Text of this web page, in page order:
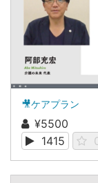
🎥ケアプラン
¥5500
1415